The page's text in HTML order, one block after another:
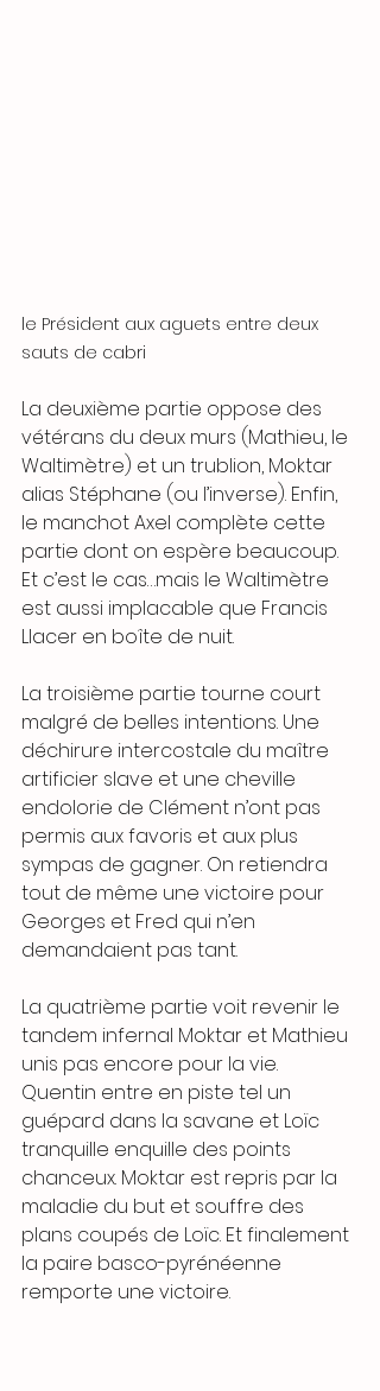
le Président aux aguets entre deux
sauts de cabri
La deuxième partie oppose des
vétérans du deux murs (Mathieu, le
Waltimètre) et un trublion, Moktar
alias Stéphane (ou l’inverse). Enfin,
le manchot Axel complète cette
partie dont on espère beaucoup.
Et c’est le cas…mais le Waltimètre
est aussi implacable que Francis
Llacer en boîte de nuit.
La troisième partie tourne court
malgré de belles intentions. Une
déchirure intercostale du maître
artificier slave et une cheville
endolorie de Clément n’ont pas
permis aux favoris et aux plus
sympas de gagner. On retiendra
tout de même une victoire pour
Georges et Fred qui n’en
demandaient pas tant.
La quatrième partie voit revenir le
tandem infernal Moktar et Mathieu
unis pas encore pour la vie.
Quentin entre en piste tel un
guépard dans la savane et Loïc
tranquille enquille des points
chanceux. Moktar est repris par la
maladie du but et souffre des
plans coupés de Loïc. Et finalement
la paire basco-pyrénéenne
remporte une victoire.